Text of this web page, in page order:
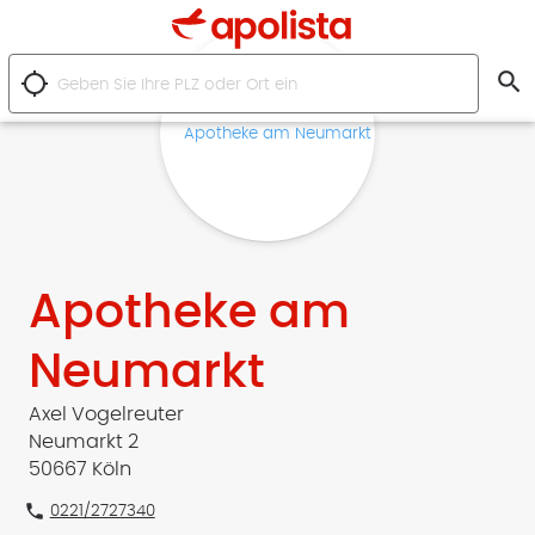
location_searching search
Apotheke am
Neumarkt
Axel Vogelreuter
Neumarkt 2
50667 Köln
phone 0221/2727340